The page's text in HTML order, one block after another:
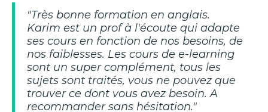
"Très bonne formation en anglais.
Karim est un prof à l'écoute qui adapte
ses cours en fonction de nos besoins, de
nos faiblesses. Les cours de e-learning
sont un super complément, tous les
sujets sont traités, vous ne pouvez que
trouver ce dont vous avez besoin. A
recommander sans hésitation."